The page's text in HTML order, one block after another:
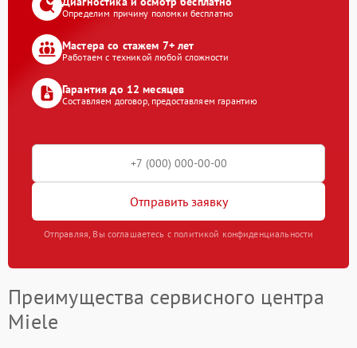
Определим причину поломки бесплатно
Мастера со стажем 7+ лет
Работаем с техникой любой сложности
Гарантия до 12 месяцев
Составляем договор, предоставляем гарантию
Отправить заявку
Отправляя, Вы соглашаетесь с политикой конфиденциальности
Преимущества сервисного центра
Miele